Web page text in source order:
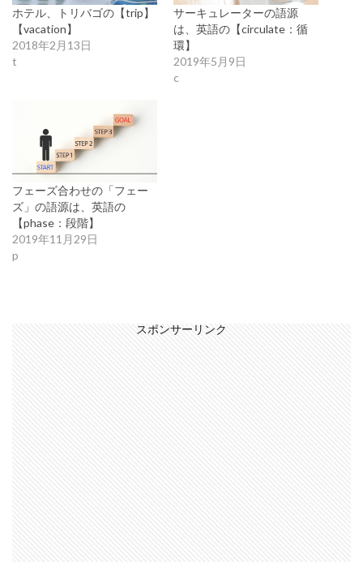
ホテル、トリバゴの【trip】
【vacation】
2018年2月13日
t
サーキュレーターの語源
は、英語の【circulate：循
環】
2019年5月9日
c
フェーズ合わせの「フェー
ズ」の語源は、英語の
【phase：段階】
2019年11月29日
p
スポンサーリンク